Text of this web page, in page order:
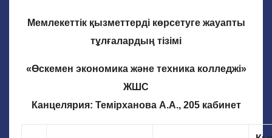
Мемлекеттік қызметтерді көрсетуге жауапты
тұлғалардың тізімі
«Өскемен экономика және техника колледжі»
ЖШС
Канцелярия: Темірханова А.А., 205 кабинет